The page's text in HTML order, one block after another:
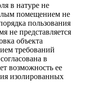
в натуре не
помещением не
пользования
не представляется
объекта
требований
в
возможность ее
изолированных